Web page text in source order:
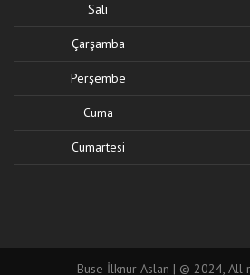
Salı
Çarşamba
Perşembe
Cuma
Cumartesi
Buse İlknur Aslan | © 2024, All